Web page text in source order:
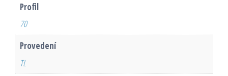
Profil
70
Provedení
TL